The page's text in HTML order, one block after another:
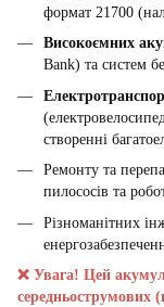
формат 21700
Високоємних
Bank) та систем
створенні
Ремонту та
пилососів та
Різноманітних
❌ Увага! Цей
середньострумових